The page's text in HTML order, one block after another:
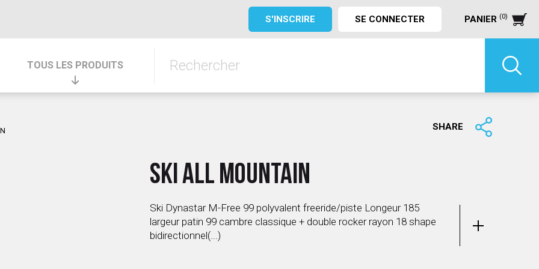
S'INSCRIRE SE CONNECTER PANIER (0)
TOUS LES PRODUITS
SHARE
SKI ALL MOUNTAIN
Ski Dynastar M-Free 99 polyvalent freeride/piste Longeur 185
largeur patin 99 cambre classique + double rocker rayon 18 shape
bidirectionnel(...)